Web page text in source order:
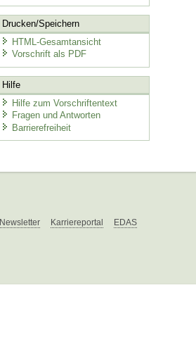
Drucken/Speichern
HTML-Gesamtansicht
Vorschrift als PDF
Hilfe
Hilfe zum Vorschriftentext
Fragen und Antworten
Barrierefreiheit
Newsletter Karriereportal EDAS